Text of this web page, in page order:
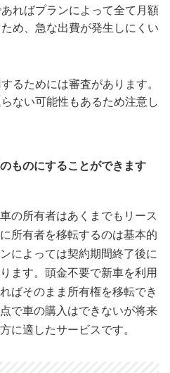
ればプランによって全て月額
め、急な出費が発生しにくい
るためには審査があります。
ない可能性もあるため注意し
ものにすることができます
の所有者はあくまでもリース
所有者を移転するのは基本的
によっては契約期間終了後に
ます。頭金不要で新車を利用
ばそのまま所有権を移転でき
で車の購入はできないが将来
に適したサービスです。